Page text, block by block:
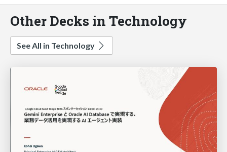
Other Decks in Technology
See All in Technology